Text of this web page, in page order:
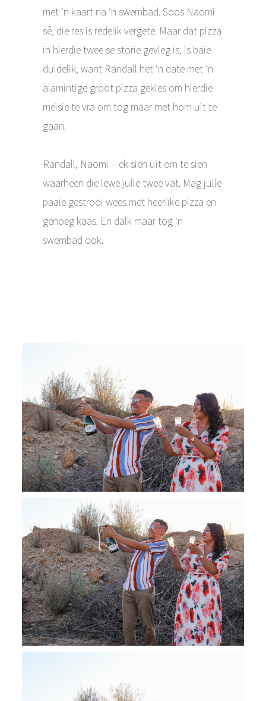
met ‘n kaart na ‘n swembad. Soos Naomi
sê, die res is redelik vergete. Maar dat pizza
in hierdie twee se storie gevleg is, is baie
duidelik, want Randall het ‘n date met ‘n
alamintige groot pizza gekies om hierdie
meisie te vra om tog maar met hom uit te
gaan.
Randall, Naomi – ek sien uit om te sien
waarheen die lewe julle twee vat. Mag julle
paaie gestrooi wees met heerlike pizza en
genoeg kaas. En dalk maar tog ‘n
swembad ook.